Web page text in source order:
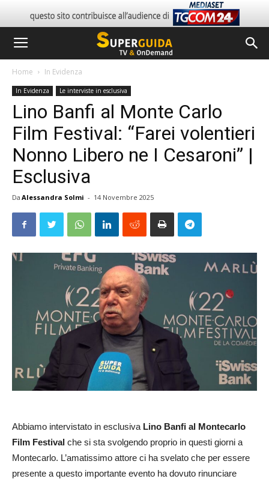
Home In Evidenza
In Evidenza Le interviste in esclusiva
Lino Banfi al Monte Carlo
Film Festival: “Farei volentieri
Nonno Libero ne I Cesaroni” |
Esclusiva
Da Alessandra Solmi - 14 Novembre 2025
Abbiamo intervistato in esclusiva Lino Banfi al Montecarlo
Film Festival che si sta svolgendo proprio in questi giorni a
Montecarlo. L’amatissimo attore ci ha svelato che per essere
presente a questo importante evento ha dovuto rinunciare